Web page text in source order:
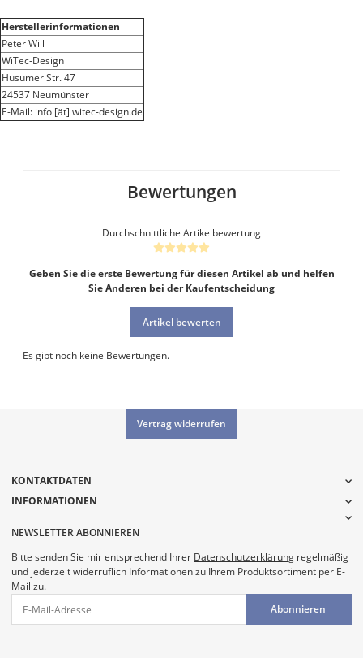
Herstellerinformationen
Peter Will
WiTec-Design
Husumer Str. 47
24537 Neumünster
E-Mail: info [ät] witec-design.de
Bewertungen
Durchschnittliche Artikelbewertung
Geben Sie die erste Bewertung für diesen Artikel ab und helfen
Sie Anderen bei der Kaufentscheidung
Artikel bewerten
Es gibt noch keine Bewertungen.
Vertrag widerrufen
KONTAKTDATEN
INFORMATIONEN
NEWSLETTER ABONNIEREN
Bitte senden Sie mir entsprechend Ihrer Datenschutzerklärung regelmäßig
und jederzeit widerruflich Informationen zu Ihrem Produktsortiment per E-
Mail zu.
Abonnieren